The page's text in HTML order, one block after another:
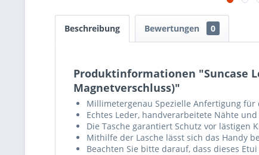
Beschreibung Bewertungen 0
Produktinformationen "Suncase
Magnetverschluss)"
Millimetergenau Spezielle Anfertigung für
Echtes Leder, handverarbeitete Nähte
Die Tasche garantiert Schutz vor lästigen
Mithilfe der Lasche lässt sich das Handy
Beachten Sie bitte darauf, dass dieses